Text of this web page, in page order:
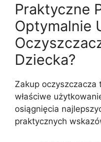
Praktyczne
Optymalnie
Dziecka?
Zakup oczyszczacza
właściwe
osiągnięcia
praktycznych